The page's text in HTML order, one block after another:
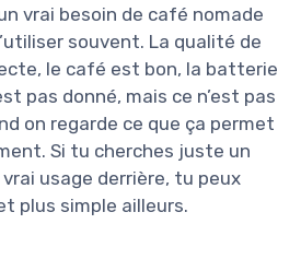
vrai besoin de café nomade
souvent. La qualité de
le café est bon, la batterie
pas donné, mais ce n’est pas
on regarde ce que ça permet
Si tu cherches juste un
usage derrière, tu peux
plus simple ailleurs.